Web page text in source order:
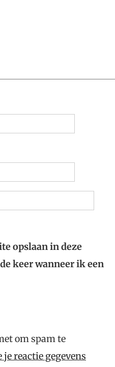
opslaan in deze
keer wanneer ik een
om spam te
reactie gegevens